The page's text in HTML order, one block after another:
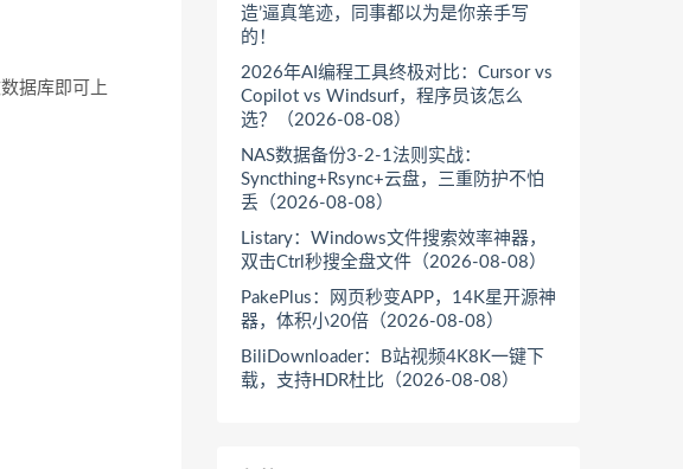
据库即可上
造’逼真笔迹，同事都以为是你亲手写
的！
2026年AI编程工具终极对比：Cursor vs
Copilot vs Windsurf，程序员该怎么
选？（2026-08-08）
NAS数据备份3-2-1法则实战：
Syncthing+Rsync+云盘，三重防护不怕
丢（2026-08-08）
Listary：Windows文件搜索效率神器，
双击Ctrl秒搜全盘文件（2026-08-08）
PakePlus：网页秒变APP，14K星开源神
器，体积小20倍（2026-08-08）
BiliDownloader：B站视频4K8K一键下
载，支持HDR杜比（2026-08-08）